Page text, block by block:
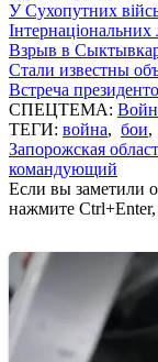
У Сухопутних
Інтернаціональних
Взрыв в
Стали известны
Встреча
СПЕЦТЕМА:
ТЕГИ: война, бои,
Запорожская
командующий
Если вы заметили
нажмите